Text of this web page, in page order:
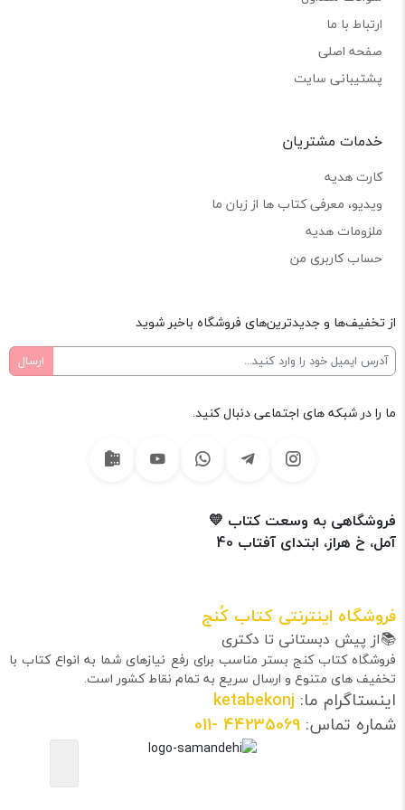
ارتباط با ما
صفحه اصلی
پشتیبانی سایت
خدمات مشتریان
کارت هدیه
ویدیو، معرفی کتاب ها از زبان ما
ملزومات هدیه
حساب کاربری من
از تخفیف‌ها و جدیدترین‌های فروشگاه باخبر شوید
ما را در شبکه های اجتماعی دنبال کنید.
فروشگاهی به وسعت کتاب 💛
آمل، خ هراز، ابتدای آفتاب 40
فروشگاه اینترنتی کتاب کُنج
📚از پیش دبستانی تا دکتری
فروشگاه کتاب کنج بستر مناسب برای رفع نیازهای شما به انواع کتاب با
تخفیف های متنوع و ارسال سریع به تمام نقاط کشور است.
اینستاگرام ما: ketabekonj
شماره تماس: 44235069
-011